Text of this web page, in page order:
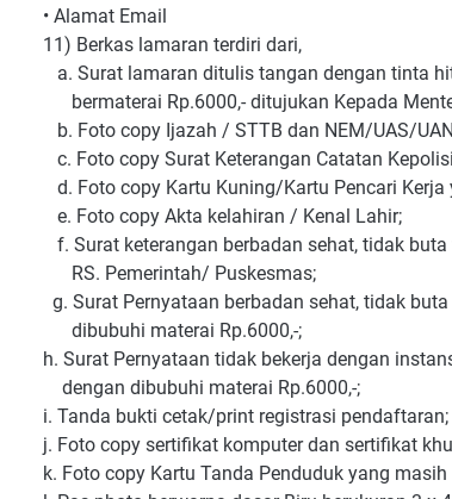
• Alamat Email
11) Berkas lamaran terdiri dari,
a. Surat lamaran ditulis tangan dengan tinta
bermaterai Rp.6000,- ditujukan Kepada
b. Foto copy Ijazah / STTB dan NEM/UAS/
c. Foto copy Surat Keterangan Catatan
d. Foto copy Kartu Kuning/Kartu Pencari
e. Foto copy Akta kelahiran / Kenal Lahir;
f. Surat keterangan berbadan sehat, tidak
RS. Pemerintah/ Puskesmas;
g. Surat Pernyataan berbadan sehat, tidak
dibubuhi materai Rp.6000,-;
h. Surat Pernyataan tidak bekerja dengan
dengan dibubuhi materai Rp.6000,-;
i. Tanda bukti cetak/print registrasi pendaftaran;
j. Foto copy sertifikat komputer dan sertifikat
k. Foto copy Kartu Tanda Penduduk yang masih